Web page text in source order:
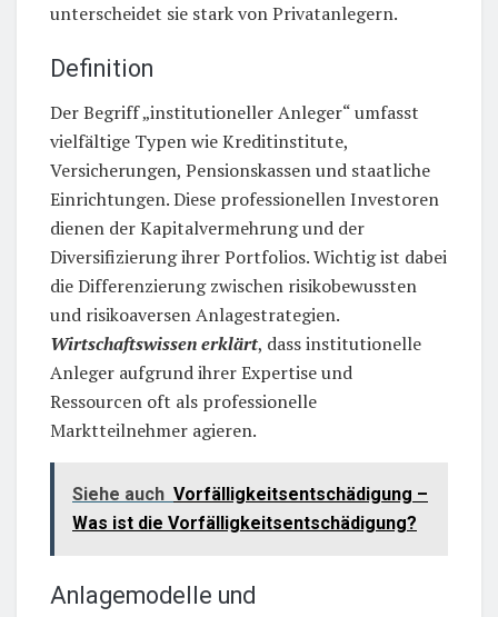
unterscheidet sie stark von Privatanlegern.
Definition
Der Begriff „institutioneller Anleger“ umfasst
vielfältige Typen wie Kreditinstitute,
Versicherungen, Pensionskassen und staatliche
Einrichtungen. Diese professionellen Investoren
dienen der Kapitalvermehrung und der
Diversifizierung ihrer Portfolios. Wichtig ist dabei
die Differenzierung zwischen risikobewussten
und risikoaversen Anlagestrategien.
Wirtschaftswissen erklärt, dass institutionelle
Anleger aufgrund ihrer Expertise und
Ressourcen oft als professionelle
Marktteilnehmer agieren.
Siehe auch Vorfälligkeitsentschädigung –
Was ist die Vorfälligkeitsentschädigung?
Anlagemodelle und